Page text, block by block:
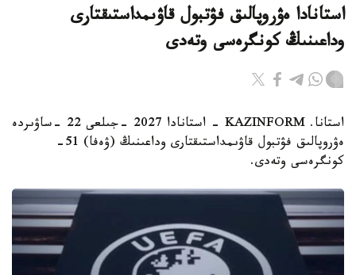
استانادا ەۋروپالىق فۋتبول قاۋىمداستىقتارى
وداعىنىڭ كونگرەسى وتەدى
استانا. KAZINFORM - استانادا 2027 -جىلعى 22 -ساۋىردە
ەۋروپالىق فۋتبول قاۋىمداستىقتارى وداعىنىڭ (ۋەفا) 51-
كونگرەسى وتەدى.